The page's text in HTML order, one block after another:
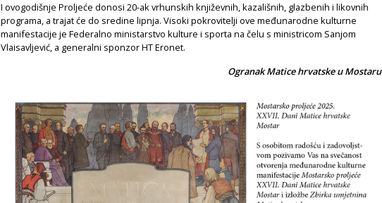
I ovogodišnje Proljeće donosi 20-ak vrhunskih književnih, kazališnih, glazbenih i likovnih
programa, a trajat će do sredine lipnja. Visoki pokrovitelji ove međunarodne kulturne
manifestacije je Federalno ministarstvo kulture i sporta na čelu s ministricom Sanjom
Vlaisavljević, a generalni sponzor HT Eronet.
Ogranak Matice hrvatske u Mostaru